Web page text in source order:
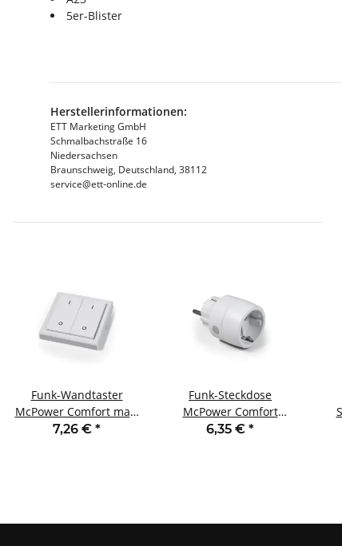
5er-Blister
Herstellerinformationen:
ETT Marketing GmbH
Schmalbachstraße 16
Niedersachsen
Braunschweig, Deutschland, 38112
service@ett-online.de
Funk-Wandtaster
McPower Comfort max.
70m Aufputz 2-Kanal
7,26 € *
Funk-Steckdose
McPower Comfort
2300W max. 150m IP20
6,35 € *